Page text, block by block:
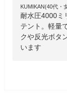
KUMIKAN(40代・
耐水圧4000ミ
テント。軽量
クや反光ボタ
います